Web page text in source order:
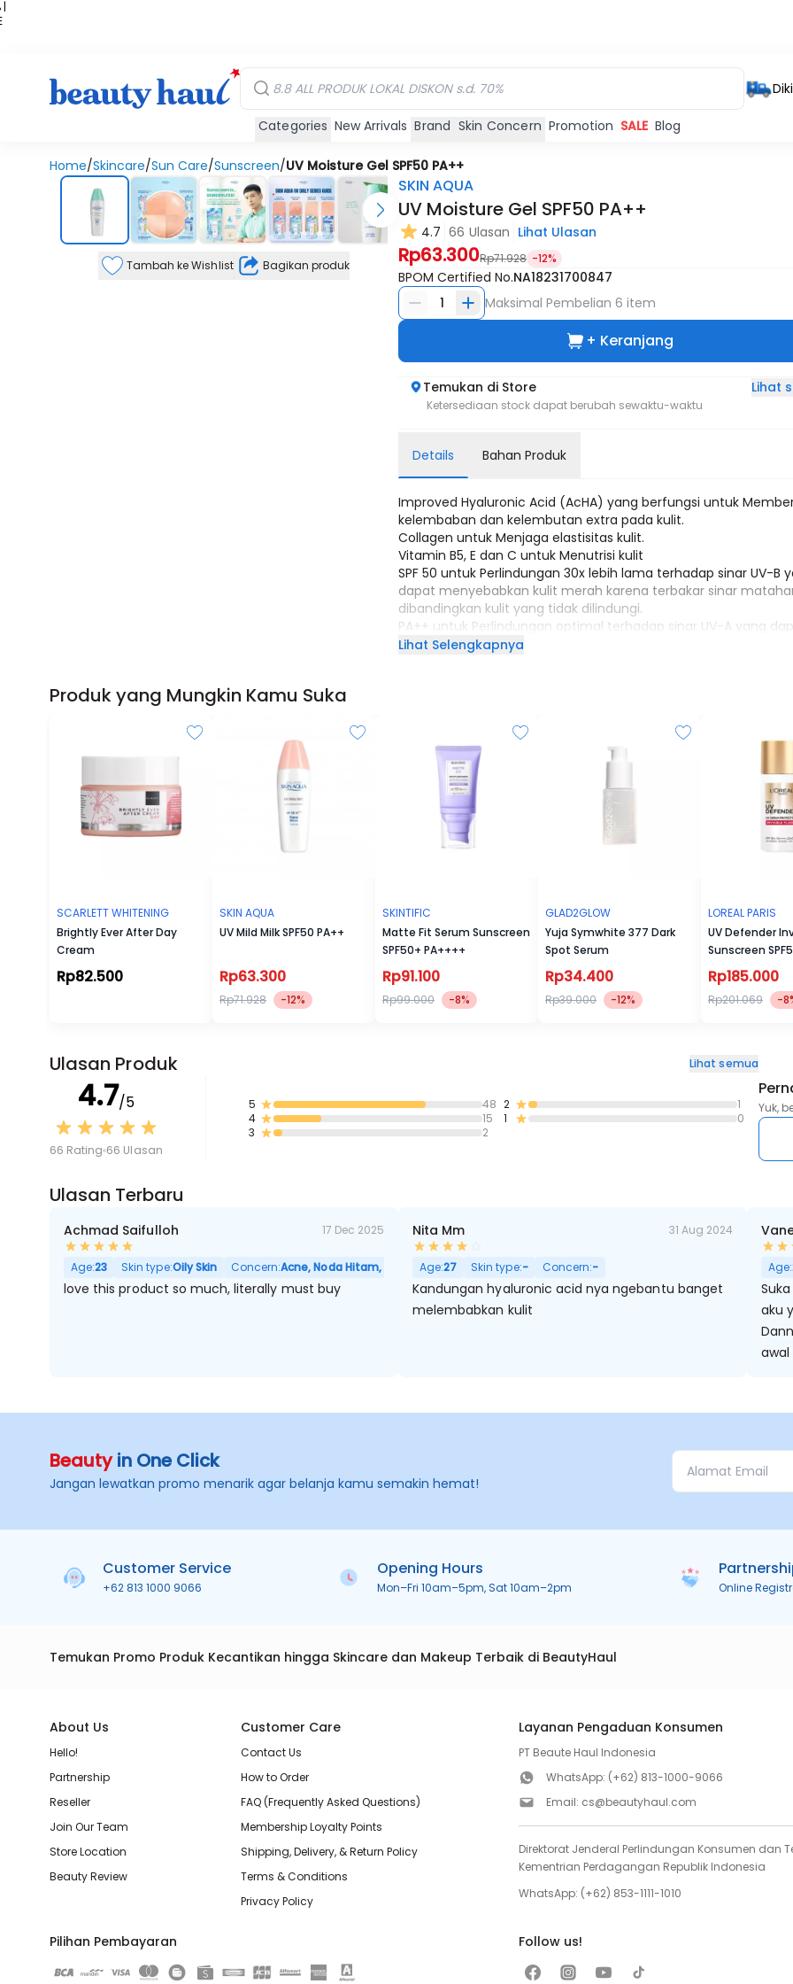
|
Categories New Arrivals Brand Skin Concern Promotion SALE Blog
Home/Skincare/Sun Care/Sunscreen/UV Moisture Gel SPF50 PA++
Tambah ke Wishlist Bagikan produk
SKIN AQUA
UV Moisture Gel SPF50 PA++
4.7 66 Ulasan Lihat Ulasan
Rp63.300Rp71.928 -12%
BPOM Certified No.NA18231700847
1
Maksimal Pembelian6 item
+ Keranjang
Temukan di Store Lihat
Ketersediaan stock dapat berubah sewaktu-waktu
Details Bahan Produk
Improved Hyaluronic Acid (AcHA) yang berfungsi untuk
kelembaban dan kelembutan extra pada kulit.
Collagen untuk Menjaga elastisitas kulit.
Vitamin B5, E dan C untuk Menutrisi kulit
SPF 50 untuk Perlindungan 30x lebih lama terhadap sinar UV-B
dapat menyebabkan kulit merah karena terbakar sinar
dibandingkan kulit yang tidak dilindungi.
PA++ untuk Perlindungan optimal terhadap sinar UV-A yang
menyebabkan penuaan dini, timbulnya kerutan halus, bintik
Dapat digunakan sebagai dasar make-up
Untuk semua jenis kulit
Size : 40g
Lihat Selengkapnya
Produk yang Mungkin Kamu Suka
SCARLETT WHITENING
Brightly Ever After Day
Cream
Rp82.500
SKIN AQUA
UV Mild Milk SPF50 PA++
Rp63.300
Rp71.928 -12%
SKINTIFIC
Matte Fit Serum Sunscreen
SPF50+ PA++++
Rp91.100
Rp99.000 -8%
GLAD2GLOW
Yuja Symwhite 377 Dark
Spot Serum
Rp34.400
Rp39.000 -12%
LOREAL PARIS
UV Defender
Sunscreen
Rp185.000
Rp201.069 -
Ulasan Produk Lihat semua
4.7/5
66 Rating 66 Ulasan
5
48
4
15
3
2
2
1
1
0
Yuk,
Ulasan Terbaru
Achmad Saifulloh 17 Dec 2025
Age:23 Skin type:Oily Skin Concern:Acne, Noda Hitam, Berminyak, Pori Besar
love this product so much, literally must buy
Nita Mm 31 Aug 2024
Age:27 Skin type:- Concern:-
Kandungan hyaluronic acid nya ngebantu banget
melembabkan kulit
Age:
aku
Beautyin One Click
Jangan lewatkan promo menarik agar belanja kamu semakin hemat!
Customer Service
+62 813 1000 9066
Opening Hours
Mon–Fri 10am–5pm, Sat 10am–2pm Online
Temukan Promo Produk Kecantikan hingga Skincare dan Makeup Terbaik di BeautyHaul
About Us
Hello!
Partnership
Reseller
Join Our Team
Store Location
Beauty Review
Customer Care
Contact Us
How to Order
FAQ (Frequently Asked Questions)
Membership Loyalty Points
Shipping, Delivery, & Return Policy
Terms & Conditions
Privacy Policy
Layanan Pengaduan Konsumen
PT Beaute Haul Indonesia
WhatsApp: (+62) 813-1000-9066
Email: cs@beautyhaul.com
Direktorat Jenderal Perlindungan Konsumen dan
Kementrian Perdagangan Republik Indonesia
WhatsApp: (+62) 853-1111-1010
Pilihan Pembayaran Follow us!